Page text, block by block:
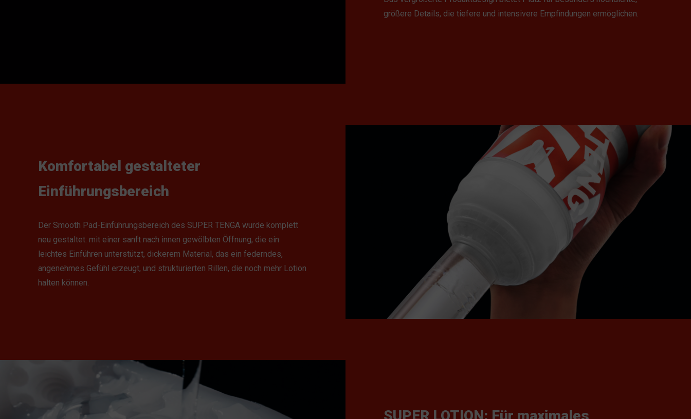
größere Details, die tiefere und intensivere Empfindungen ermöglichen.
Komfortabel gestalteter
Einführungsbereich
Der Smooth Pad-Einführungsbereich des SUPER TENGA wurde komplett
neu gestaltet: mit einer sanft nach innen gewölbten Öffnung, die ein
leichtes Einführen unterstützt, dickerem Material, das ein federndes,
angenehmes Gefühl erzeugt, und strukturierten Rillen, die noch mehr Lotion
halten können.